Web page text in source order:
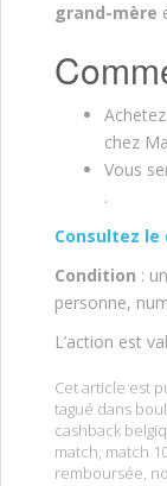
grand-mère
chez
Vous
.
Consultez
Condition :
personne,
L’action est
Cet article est
tagué dans
cashback
match, match
remboursée,